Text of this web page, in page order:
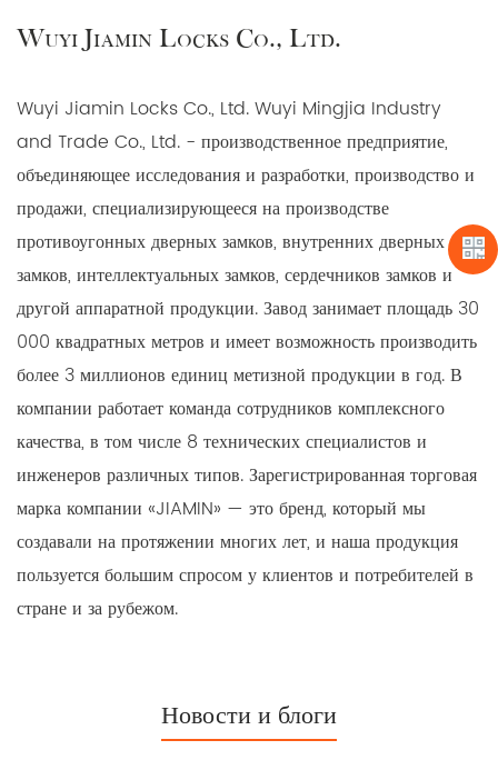
Коммерческие здания: защитите свои коммерческие
наших прочных дверных ручек.
Квартирные комплексы: обеспечьте безопасность жильцов
с помощью этих ручек, которые идеально подходят для
входных дверей общего пользования.
Индустрия гостеприимства: Произведите впечатление на
гостей эстетикой и безопасностью, обеспечиваемыми
нашими стальными дверными ручками безопасности в
отелях и на курортах.
Правительственные здания. Правительственные
учреждения могут получить выгоду от повышенной
безопасности, которую эти ручки обеспечивают в
чувствительных зонах.
В заключение отметим, что наши стальные дверные ручки
диаметром 68/60 мм — идеальный выбор для частных
лиц и предприятий, стремящихся повысить безопасность
дизайн и простота установки делают их ценным
Wuyi Jiamin Locks Co., Ltd.
Wuyi Jiamin Locks Co., Ltd. Wuyi Mingjia Industry
and Trade Co., Ltd. - производственное предприятие,
объединяющее исследования и разработки, производство и
продажи, специализирующееся на производстве
противоугонных дверных замков, внутренних дверных
замков, интеллектуальных замков, сердечников замков и
другой аппаратной продукции. Завод занимает площадь 30
000 квадратных метров и имеет возможность производить
более 3 миллионов единиц метизной продукции в год. В
компании работает команда сотрудников комплексного
качества, в том числе 8 технических специалистов и
инженеров различных типов. Зарегистрированная торговая
марка компании «JIAMIN» — это бренд, который мы
создавали на протяжении многих лет, и наша продукция
пользуется большим спросом у клиентов и потребителей в
стране и за рубежом.
Новости и блоги